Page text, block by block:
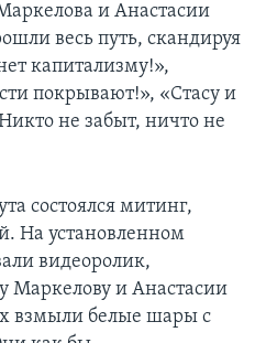
и Анастасии
весь путь, скандируя
капитализму!»,
покрывают!», «Стасу и
не забыт, ничто не
состоялся митинг,
На установленном
видеоролик,
Маркелову и Анастасии
взмыли белые шары с